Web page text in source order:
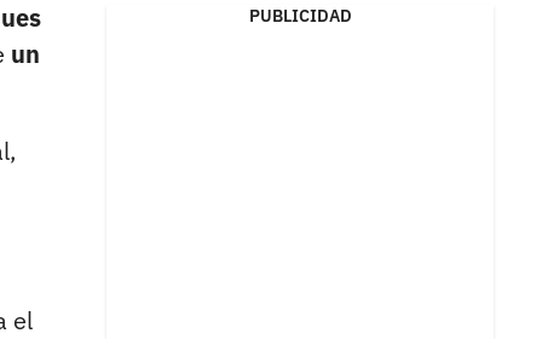
un
el
PUBLICIDAD